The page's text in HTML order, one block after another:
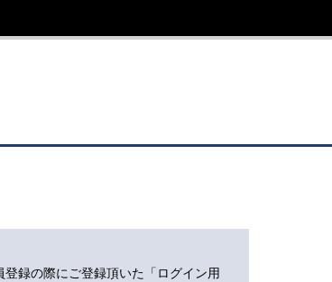
録の際にご登録頂いた「ログイン用